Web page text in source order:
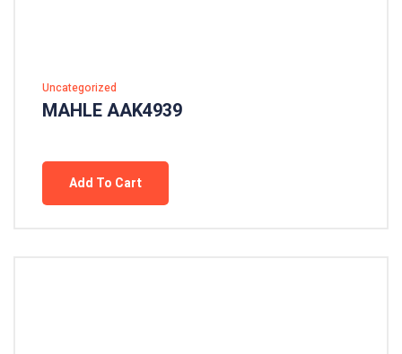
Uncategorized
MAHLE AAK4939
Add To Cart